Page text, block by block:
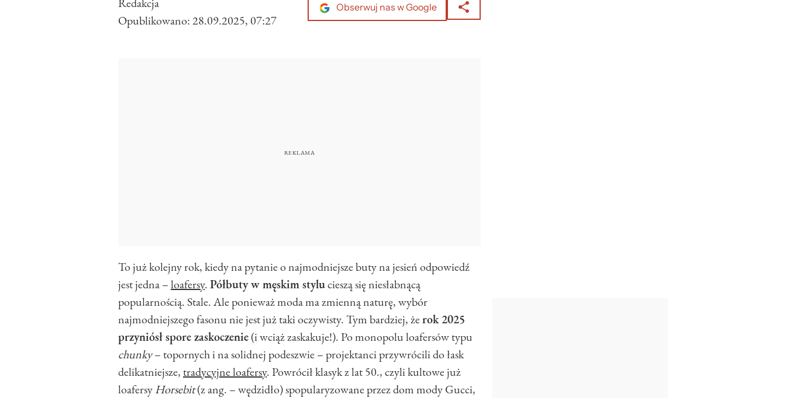
Redakcja
Opublikowano:28.09.2025, 07:27
Obserwuj nas w Google
To już kolejny rok, kiedy na pytanie o najmodniejsze buty na jesień odpowiedź
jest jedna –loafersy.Półbuty w męskim stylucieszą się niesłabnącą
popularnością. Stale. Ale ponieważ moda ma zmienną naturę, wybór
najmodniejszego fasonu nie jest już taki oczywisty. Tym bardziej, żerok 2025
przyniósł spore zaskoczenie(i wciąż zaskakuje!). Po monopolu loafersów typu
chunky– topornych i na solidnej podeszwie – projektanci przywrócili do łask
delikatniejsze,tradycyjne loafersy. Powrócił klasyk z lat 50., czyli kultowe już
loafersyHorsebit(z ang. – wędzidło) spopularyzowane przez dom mody Gucci,